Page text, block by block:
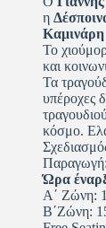
η
Καμινάρη
Το
και
Τα
υπέροχες
κόσμο.
Παραγωγή:
Ώρα
Α΄ Ζώνη:
Β΄Ζώνη: